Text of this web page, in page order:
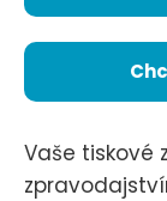
Vaše tiskové